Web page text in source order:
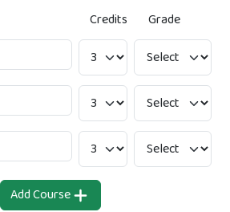
Credits Grade
Add Course